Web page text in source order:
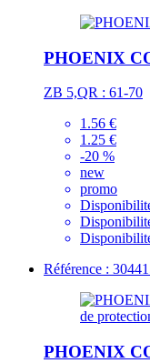
PHOENIX
ZB 5,QR : 61-70
1.56 €
1.25 €
-20 %
new
promo
Référence :
PHOENIX